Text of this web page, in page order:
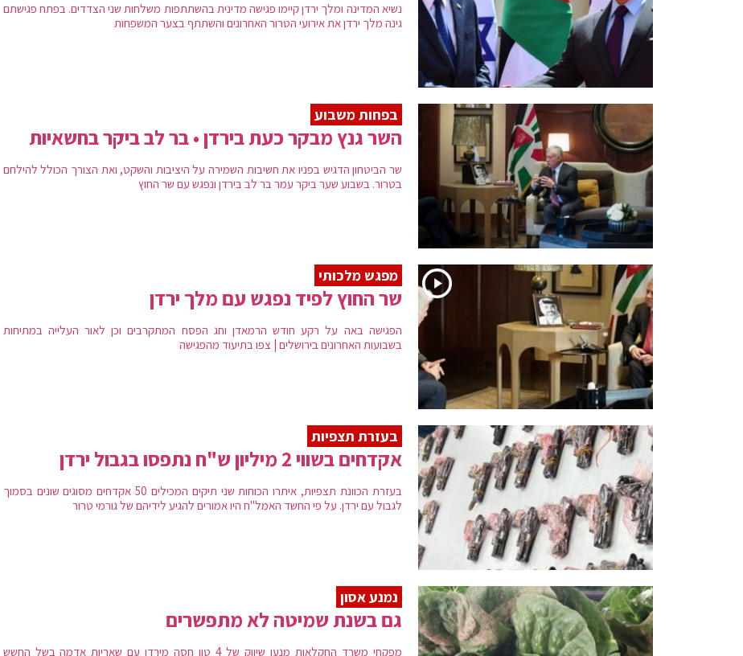
נשיא המדינה ומלך ירדן קיימו פגישה מדינית בהשתתפות משלחות שני הצדדים. בפתח פגישתם
גינה מלך ירדן את אירועי הטרור האחרונים והשתתף בצער המשפחות
בפחות משבוע
השר גנץ מבקר כעת בירדן • בר לב ביקר בחשאיות
שר הביטחון הדגיש בפניו את חשיבות השמירה על היציבות והשקט, ואת הצורך הכולל להילחם
בטרור. בשבוע שער ביקר עמר בר לב בירדן ונפגש עם שר החוץ
מפגש מלכותי
שר החוץ לפיד נפגש עם מלך ירדן
הפגישה באה על רקע חודש הרמאדן וחג הפסח המתקרבים וכן לאור העלייה במתיחות
בשבועות האחרונים בירושלים | צפו בתיעוד מהפגישה
בעזרת תצפיות
אקדחים בשווי 2 מיליון ש"ח נתפסו בגבול ירדן
בעזרת הכוונת תצפיות, איתרו הכוחות שני תיקים המכילים 50 אקדחים מסוגים שונים בסמוך
לגבול עם ירדן. על פי החשד האמל"ח היו אמורים להגיע לידיהם של גורמי טרור
נמנע אסון
גם בשנת שמיטה לא מתפשרים
מפקחי משרד החקלאות מנעו שיווק של 4 טון חסה מירדן עם שאריות אדמה בשל החשש